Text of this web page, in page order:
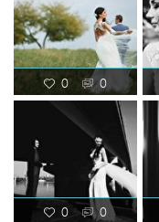
0 0
0 0